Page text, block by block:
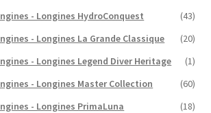
- Longines HydroConquest
(43)
- Longines La Grande Classique
(20)
- Longines Legend Diver Heritage
(1)
- Longines Master Collection
(60)
- Longines PrimaLuna
(18)